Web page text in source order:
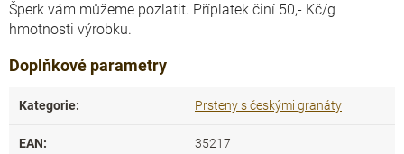
Šperk vám můžeme pozlatit. Příplatek činí 50,- Kč/g
hmotnosti výrobku.
Doplňkové parametry
Kategorie: Prsteny s českými granáty
EAN: 35217